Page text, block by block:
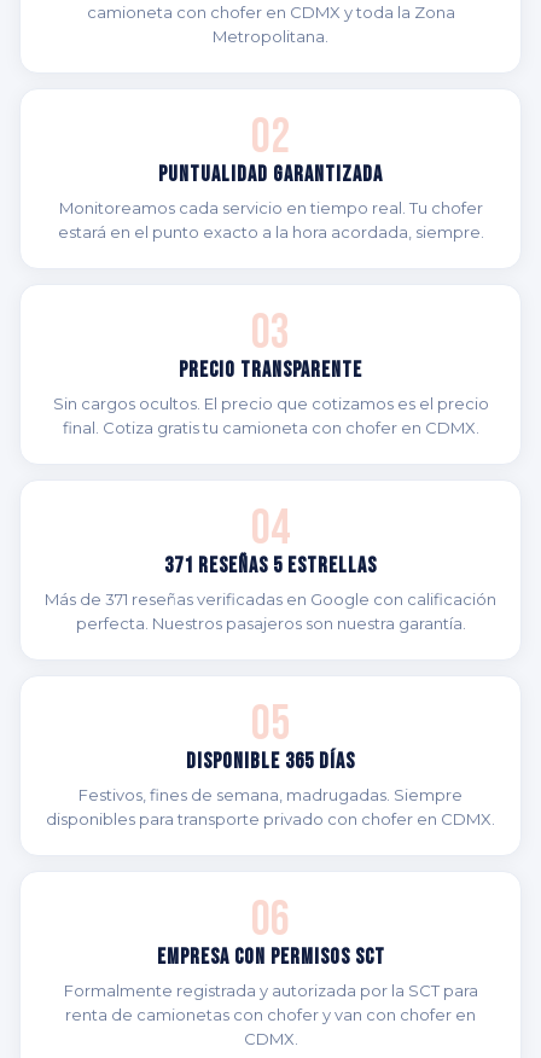
camioneta con chofer en CDMX y toda la Zona
Metropolitana.
02
Puntualidad Garantizada
Monitoreamos cada servicio en tiempo real. Tu chofer
estará en el punto exacto a la hora acordada, siempre.
03
Precio Transparente
Sin cargos ocultos. El precio que cotizamos es el precio
final. Cotiza gratis tu camioneta con chofer en CDMX.
04
371 Reseñas 5 Estrellas
Más de 371 reseñas verificadas en Google con calificación
perfecta. Nuestros pasajeros son nuestra garantía.
05
Disponible 365 Días
Festivos, fines de semana, madrugadas. Siempre
disponibles para transporte privado con chofer en CDMX.
06
Empresa con Permisos SCT
Formalmente registrada y autorizada por la SCT para
renta de camionetas con chofer y van con chofer en
CDMX.